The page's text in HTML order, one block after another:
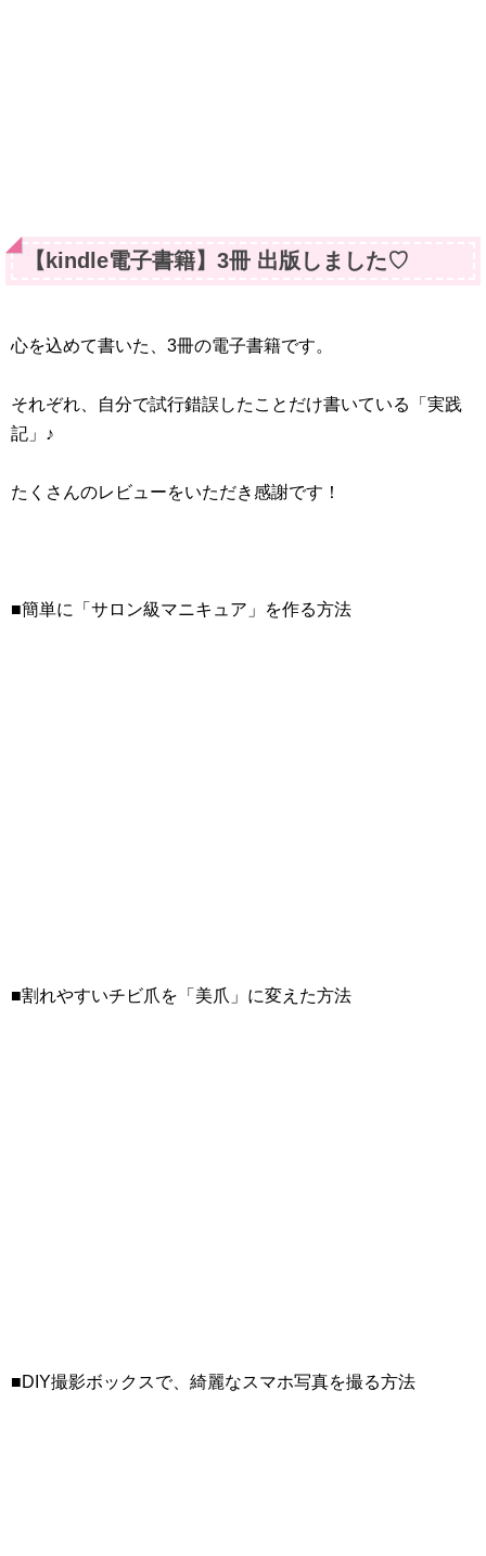
【kindle電子書籍】3冊 出版しました♡
心を込めて書いた、3冊の電子書籍です。
それぞれ、自分で試行錯誤したことだけ書いている「実践
記」♪
たくさんのレビューをいただき感謝です！
■簡単に「サロン級マニキュア」を作る方法
■割れやすいチビ爪を「美爪」に変えた方法
■DIY撮影ボックスで、綺麗なスマホ写真を撮る方法